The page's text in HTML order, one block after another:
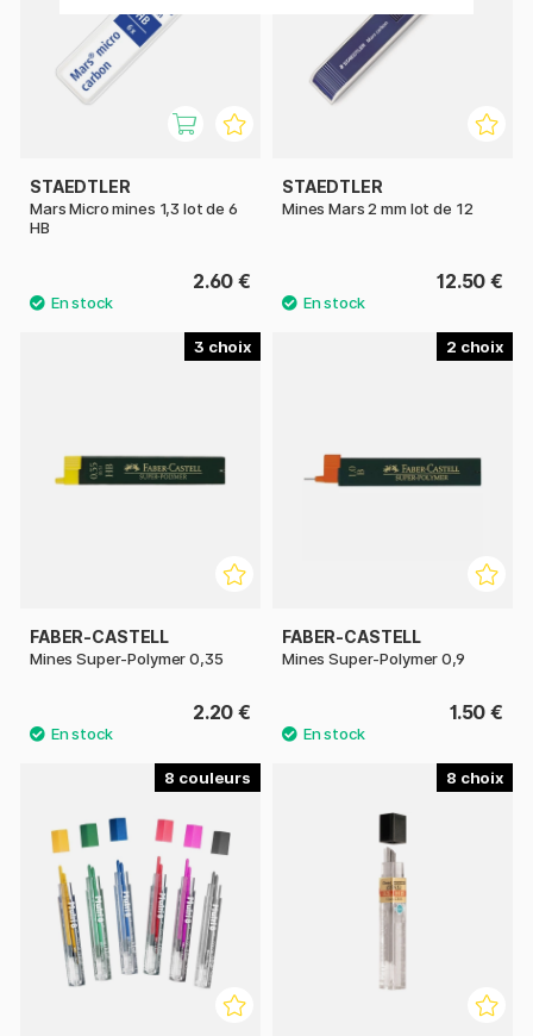
STAEDTLER
Mars Micro mines 1,3 lot de 6
HB
2.60 €
STAEDTLER
Mines Mars 2 mm lot de 12
12.50 €
3
FABER-CASTELL
Mines Super-Polymer 0,35
2.20 €
2
FABER-CASTELL
Mines Super-Polymer 0,9
1.50 €
8 8